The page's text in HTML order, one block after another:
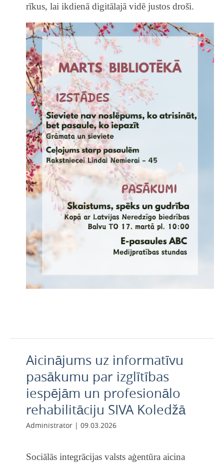
rīkus, lai ikdienā digitālajā vidē justos droši.
Aicinājums uz informatīvu
pasākumu par izglītības
iespējām un profesionālo
rehabilitāciju SIVA Koledžā
Administrator | 09.03.2026
Sociālās integrācijas valsts aģentūra aicina